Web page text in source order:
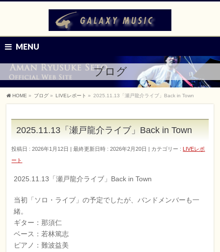
MENU
ブログ
HOME » ブログ » LIVEレポート » 2025.11.13「瀬戸龍介ライブ」Back in Town
2025.11.13「瀬戸龍介ライブ」Back in Town
投稿日 : 2026年1月12日 最終更新日時 : 2026年2月20日 カテゴリー : LIVEレポ
ート
2025.11.13「瀬戸龍介ライブ」Back in Town
当初「ソロ・ライブ」の予定でしたが、バンドメンバーも一
緒。
ギター：那須仁
ベース：若林篤志
ピアノ：難波益美